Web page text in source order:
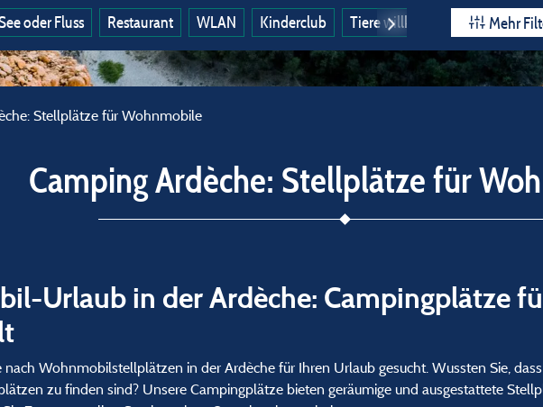
oder Fluss Restaurant WLAN Kinderclub Tiere willkommen Mehr
Stellplätze für Wohnmobile
Camping Ardèche: Stellplätze für
Urlaub in der Ardèche: Campingplätze
nach Wohnmobilstellplätzen in der Ardèche für Ihren Urlaub gesucht. Wussten Sie,
zu finden sind? Unsere Campingplätze bieten geräumige und ausgestattete